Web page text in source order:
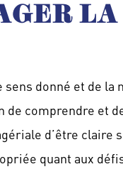
sens donné et de
de comprendre et
d’être
quant aux